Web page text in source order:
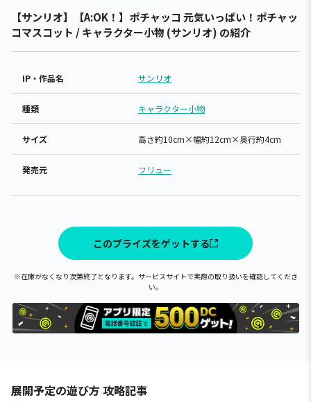
【サンリオ】【A:OK！】ポチャッコ 元気いっぱい！ポチャッ
コマスコット / キャラクター小物 (サンリオ) の紹介
IP・作品名 サンリオ
種類 キャラクター小物
サイズ 高さ約10cm×幅約12cm×奥行約4cm
発売元 フリュー
このプライズをゲットする
※在庫がなくなり次第終了となります。サービスサイトで実際の取り扱いを確認してくださ
い。
展開予定の遊び方 攻略記事